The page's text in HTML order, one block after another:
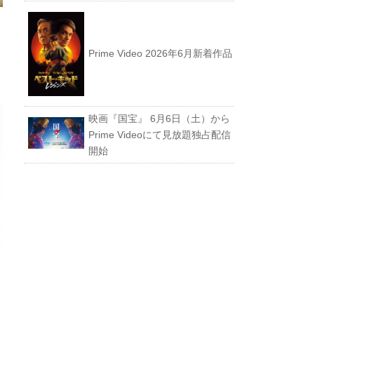
Prime Video 2026年6月新着作品
映画『国宝』 6月6日（土）から
Prime Videoにて見放題独占配信
開始